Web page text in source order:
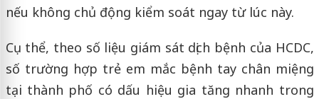
nếu không chủ động kiểm soát ngay từ lúc này.
Cụ thể, theo số liệu giám sát dịch bệnh của HCDC,
số trường hợp trẻ em mắc bệnh tay chân miệng
tại thành phố có dấu hiệu gia tăng nhanh trong